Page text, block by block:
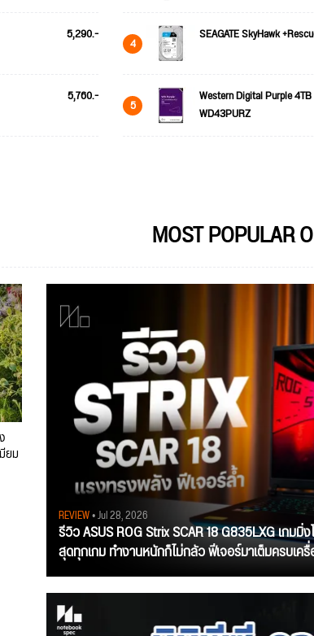
5,290.-
5,760.-
4 SEAGATE SkyHawk
5
Western Digital Purple 4TB
WD43PURZ
MOST POPULAR
REVIEW• Jul 28, 2026
รีวิว ASUS ROG Strix SCAR 18 G835LXG เกม
สุดทุกเกม ทำงานหนักก็ไม่กลัว ฟีเจอร์มาเต็มครบเค
ยม